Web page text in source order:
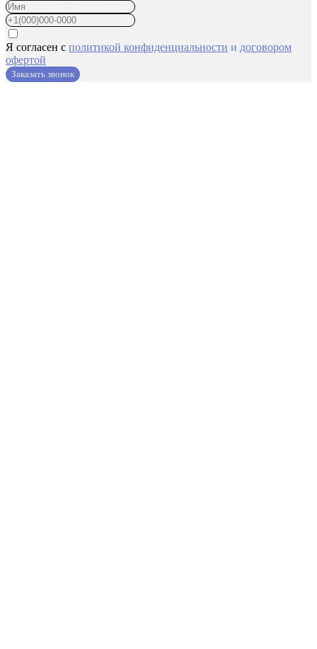
Я согласен с политикой конфиденциальности и договором
офертой
Заказать звонок